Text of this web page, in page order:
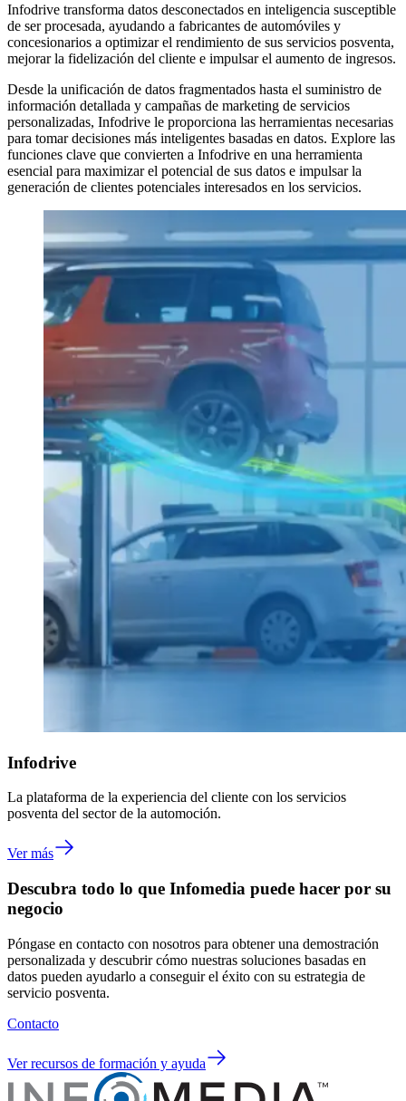
Infodrive transforma datos desconectados en inteligencia susceptible
de ser procesada, ayudando a fabricantes de automóviles y
concesionarios a optimizar el rendimiento de sus servicios posventa,
mejorar la fidelización del cliente e impulsar el aumento de ingresos.
Desde la unificación de datos fragmentados hasta el suministro de
información detallada y campañas de marketing de servicios
personalizadas, Infodrive le proporciona las herramientas necesarias
para tomar decisiones más inteligentes basadas en datos. Explore las
funciones clave que convierten a Infodrive en una herramienta
esencial para maximizar el potencial de sus datos e impulsar la
generación de clientes potenciales interesados en los servicios.
Infodrive
La plataforma de la experiencia del cliente con los servicios
posventa del sector de la automoción.
Ver más
Descubra todo lo que Infomedia puede hacer por su
negocio
Póngase en contacto con nosotros para obtener una demostración
personalizada y descubrir cómo nuestras soluciones basadas en
datos pueden ayudarlo a conseguir el éxito con su estrategia de
servicio posventa.
Contacto
Ver recursos de formación y ayuda